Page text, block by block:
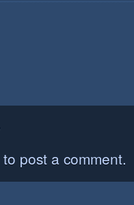
to post a comment.